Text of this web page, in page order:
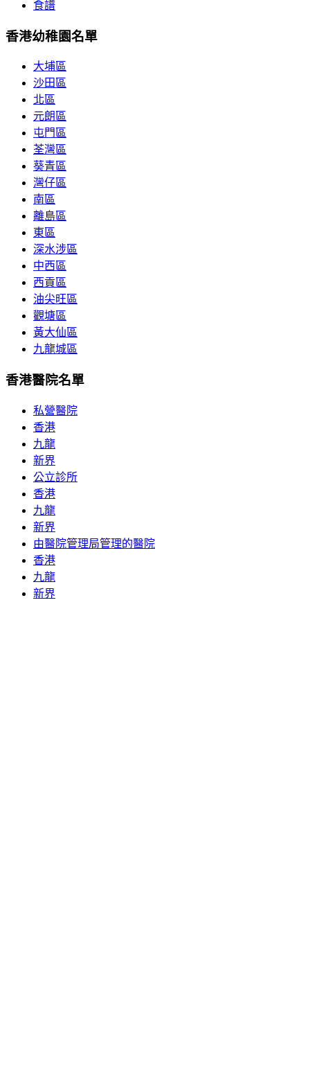
食譜
香港幼稚園名單
大埔區
沙田區
北區
元朗區
屯門區
荃灣區
葵青區
灣仔區
南區
離島區
東區
深水涉區
中西區
西貢區
油尖旺區
觀塘區
黃大仙區
九龍城區
香港醫院名單
私營醫院
香港
九龍
新界
公立診所
香港
九龍
新界
由醫院管理局管理的醫院
香港
九龍
新界